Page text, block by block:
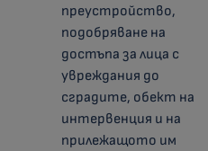
преустройство,
подобряване на
достъпа за лица с
увреждания до
сградите, обект на
интервенция и на
прилежащото им